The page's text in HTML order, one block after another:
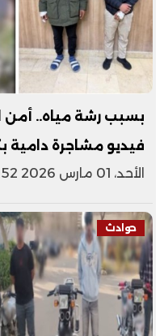
بسبب رشة مياه.. أمن
فيديو مشاجرة دامية
الأحد، 01 مارس 2026 08:52 م
حوادث